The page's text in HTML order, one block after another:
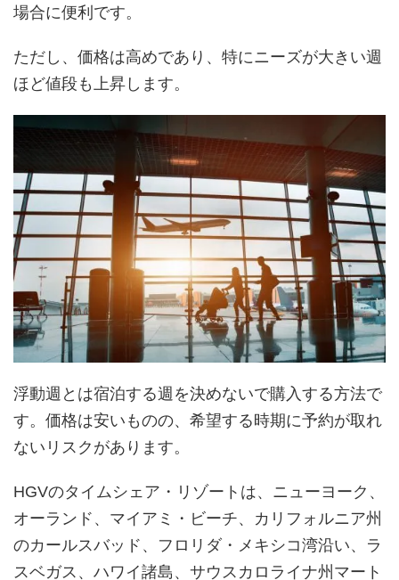
場合に便利です。
ただし、価格は高めであり、特にニーズが大きい週
ほど値段も上昇します。
浮動週とは宿泊する週を決めないで購入する方法で
す。価格は安いものの、希望する時期に予約が取れ
ないリスクがあります。
HGVのタイムシェア・リゾートは、ニューヨーク、
オーランド、マイアミ・ビーチ、カリフォルニア州
のカールスバッド、フロリダ・メキシコ湾沿い、ラ
スベガス、ハワイ諸島、サウスカロライナ州マート